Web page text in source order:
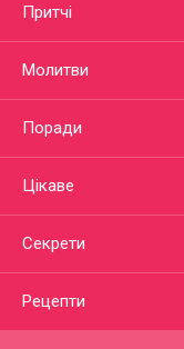
Притчі
Молитви
Поради
Цікаве
Секрети
Рецепти